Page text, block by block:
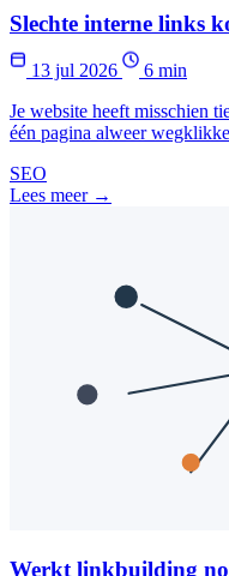
Slechte interne links
13 jul 2026
6 min
Je website heeft misschien
één pagina alweer
SEO
Lees meer →
Werkt linkbuilding